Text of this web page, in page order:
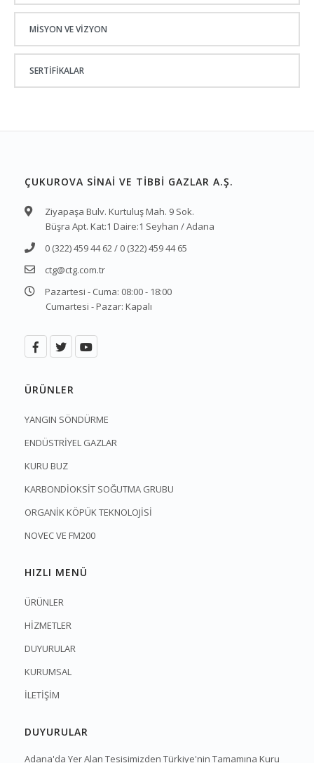
MISYON VE VIZYON
SERTIFIKALAR
ÇUKUROVA SİNAİ VE TİBBİ GAZLAR A.Ş.
Ziyapaşa Bulv. Kurtuluş Mah. 9 Sok.
Büşra Apt. Kat:1 Daire:1 Seyhan / Adana
0 (322) 459 44 62 / 0 (322) 459 44 65
ctg@ctg.com.tr
Pazartesi - Cuma: 08:00 - 18:00
Cumartesi - Pazar: Kapalı
ÜRÜNLER
YANGIN SÖNDÜRME
ENDÜSTRİYEL GAZLAR
KURU BUZ
KARBONDİOKSİT SOĞUTMA GRUBU
ORGANİK KÖPÜK TEKNOLOJİSİ
NOVEC VE FM200
HIZLI MENÜ
ÜRÜNLER
HİZMETLER
DUYURULAR
KURUMSAL
İLETİŞİM
DUYURULAR
Adana'da Yer Alan Tesisimizden Türkiye'nin Tamamına Kuru